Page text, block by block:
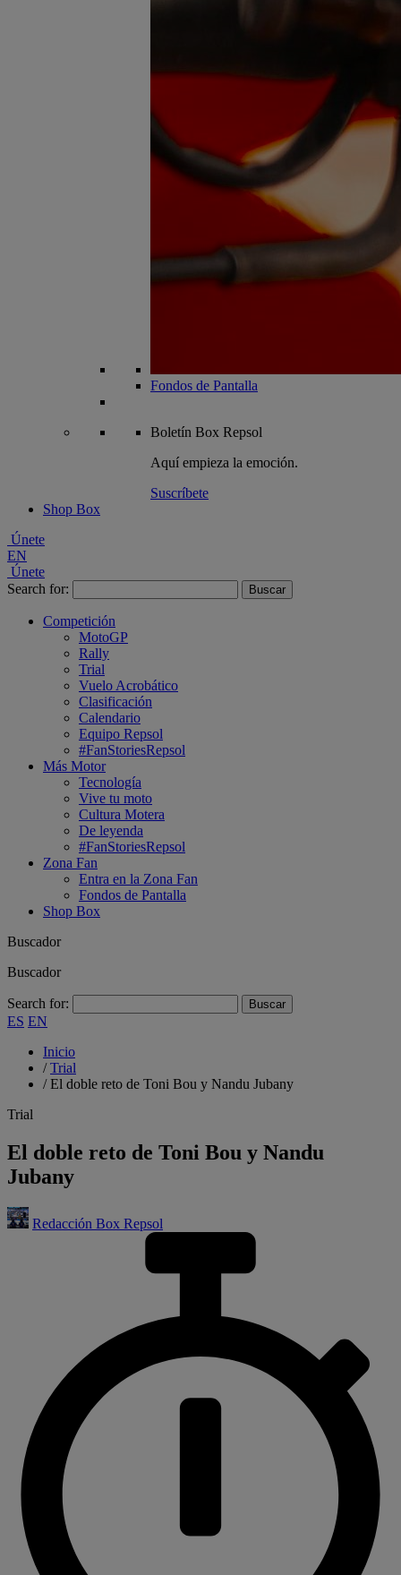
Fondos de Pantalla
Boletín Box Repsol
Aquí empieza la emoción.
Suscríbete
Shop Box
Únete
EN
Únete
Search for:
Competición
MotoGP
Rally
Trial
Vuelo Acrobático
Clasificación
Calendario
Equipo Repsol
#FanStoriesRepsol
Más Motor
Tecnología
Vive tu moto
Cultura Motera
De leyenda
#FanStoriesRepsol
Zona Fan
Entra en la Zona Fan
Fondos de Pantalla
Shop Box
Buscador
Buscador
Search for:
ES EN
Inicio
/Trial
/El doble reto de Toni Bou y Nandu Jubany
Trial
El doble reto de Toni Bou y Nandu
Jubany
Redacción Box Repsol